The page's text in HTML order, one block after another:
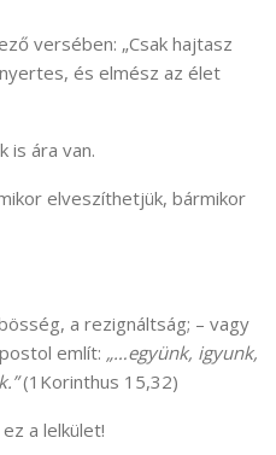
versében: „Csak hajtasz
és elmész az élet
is ára van.
elveszíthetjük, bármikor
a rezignáltság; – vagy
említ: „…együnk, igyunk,
(1Korinthus 15,32)
a lelkület!